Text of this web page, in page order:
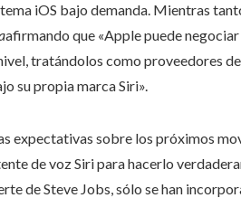
iOS bajo demanda. Mientras
afirmando que «Apple puede
tratándolos como proveedores
su propia marca Siri».
expectativas sobre los próximos
de voz Siri para hacerlo
de Steve Jobs, sólo se han